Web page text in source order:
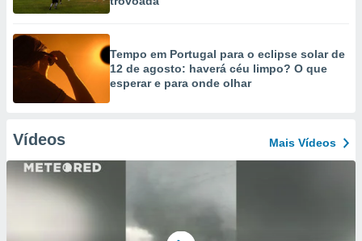
Tempo em Portugal para o eclipse solar de
12 de agosto: haverá céu limpo? O que
esperar e para onde olhar
Vídeos Mais Vídeos